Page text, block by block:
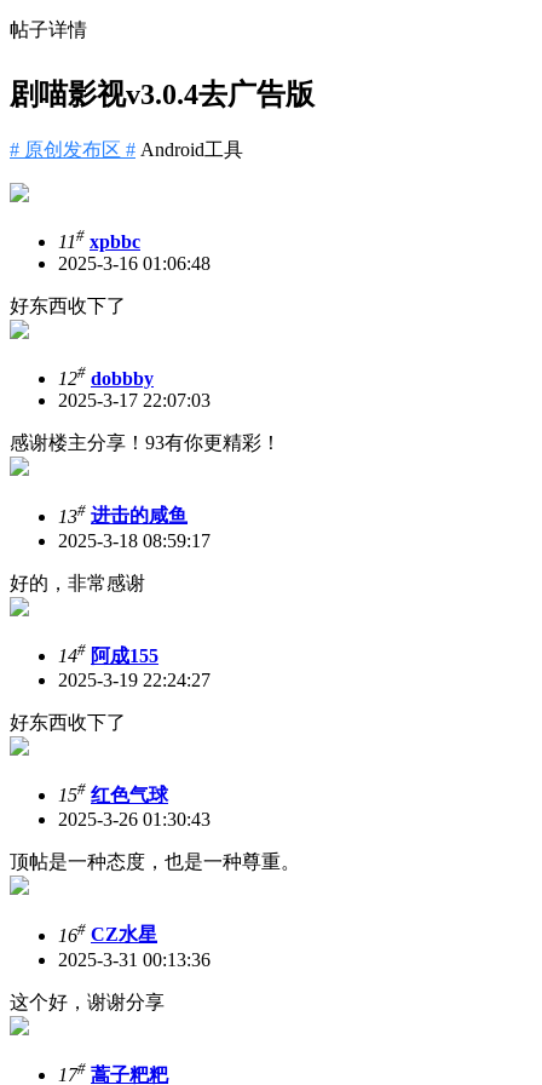
帖子详情
剧喵影视v3.0.4去广告版
# 原创发布区 # Android工具
11# xpbbc
2025-3-16 01:06:48
好东西收下了
12# dobbby
2025-3-17 22:07:03
感谢楼主分享！93有你更精彩！
13# 进击的咸鱼
2025-3-18 08:59:17
好的，非常感谢
14# 阿成155
2025-3-19 22:24:27
好东西收下了
15# 红色气球
2025-3-26 01:30:43
顶帖是一种态度，也是一种尊重。
16# CZ水星
2025-3-31 00:13:36
这个好，谢谢分享
17# 蒿子粑粑